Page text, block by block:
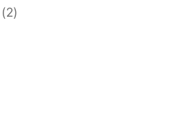
(2)